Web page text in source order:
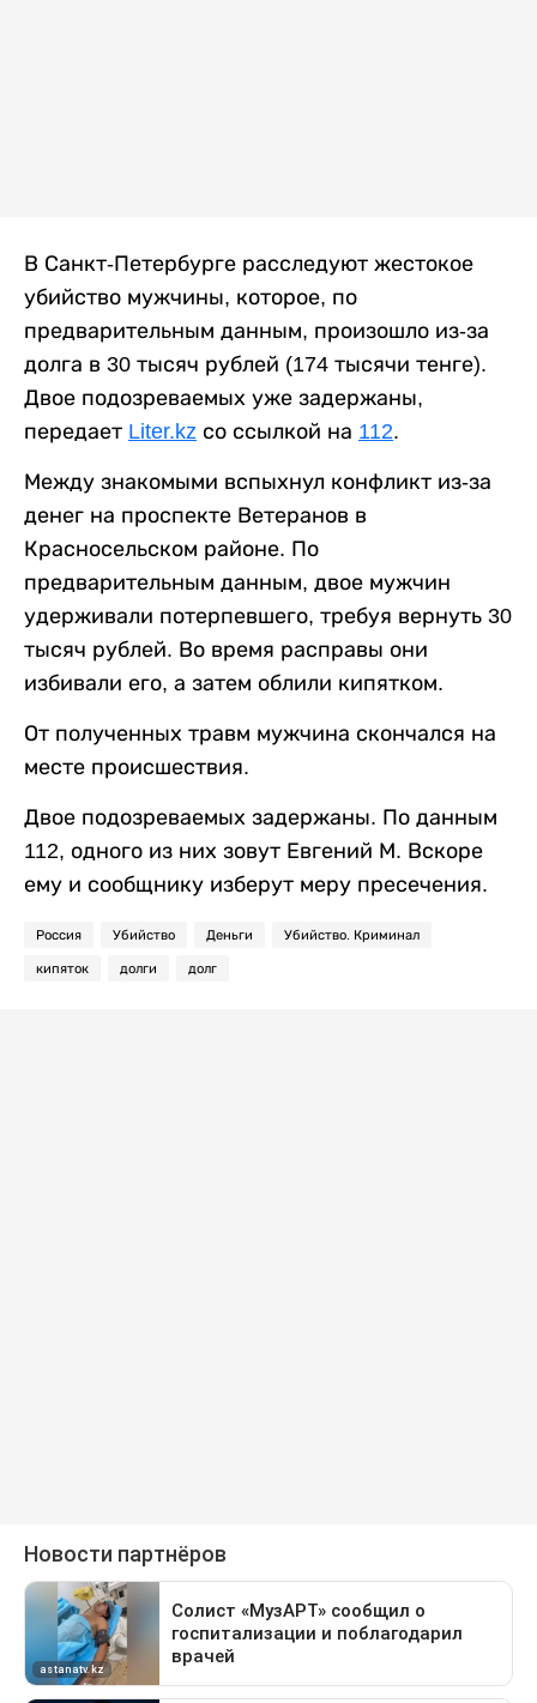
В Санкт-Петербурге расследуют жестокое
убийство мужчины, которое, по
предварительным данным, произошло из-за
долга в 30 тысяч рублей (174 тысячи тенге).
Двое подозреваемых уже задержаны,
передает Liter.kz со ссылкой на 112.
Между знакомыми вспыхнул конфликт из-за
денег на проспекте Ветеранов в
Красносельском районе. По
предварительным данным, двое мужчин
удерживали потерпевшего, требуя вернуть 30
тысяч рублей. Во время расправы они
избивали его, а затем облили кипятком.
От полученных травм мужчина скончался на
месте происшествия.
Двое подозреваемых задержаны. По данным
112, одного из них зовут Евгений М. Вскоре
ему и сообщнику изберут меру пресечения.
Россия Убийство Деньги Убийство. Криминал
кипяток долги долг